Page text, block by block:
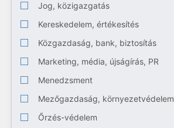
Jog, közigazgatás
Kereskedelem, értékesítés
Közgazdaság, bank, biztosítás
Marketing, média, újságírás, PR
Menedzsment
Mezőgazdaság, környezetvédelem
Őrzés-védelem